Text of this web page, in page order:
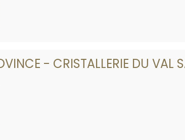
- CRISTALLERIE DU VAL